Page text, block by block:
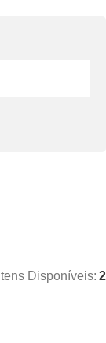
Itens Disponíveis: 2